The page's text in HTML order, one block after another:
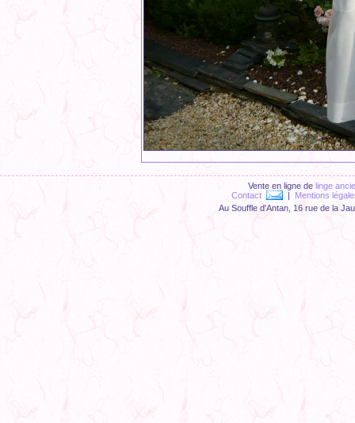
Vente en ligne delinge
Contact
| Mentions
Au Souffle d'Antan, 16 rue de la